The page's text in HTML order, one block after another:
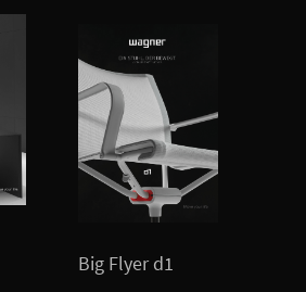
Big Flyer d1